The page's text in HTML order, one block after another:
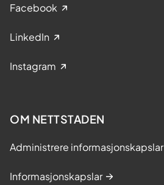
Facebook
LinkedIn
Instagram
OM NETTSTADEN
Administrere informasjonskapslar
Informasjonskapslar